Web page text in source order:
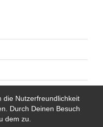
die Nutzerfreundlichkeit
Durch Deinen Besuch
dem zu.